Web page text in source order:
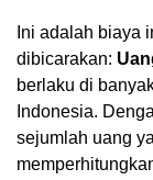
Ini adalah biaya
dibicarakan:
berlaku di
Indonesia.
sejumlah uang